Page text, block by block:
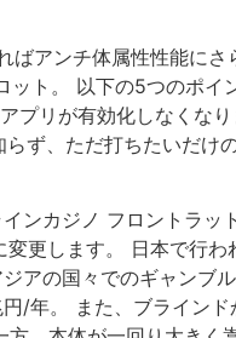
アンチ体属性性能にさ
ト。 以下の5つのポイ
プリが有効化しなくな
ず、ただ打ちたいだけ
ンカジノ フロントラッ
更します。 日本で行わ
アの国々でのギャンブ
/年。 また、ブライン